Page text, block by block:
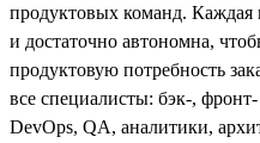
продуктовых команд. Каждая
и достаточно автономна,
продуктовую потребность
все специалисты: бэк-,
DevOps, QA, аналитики,